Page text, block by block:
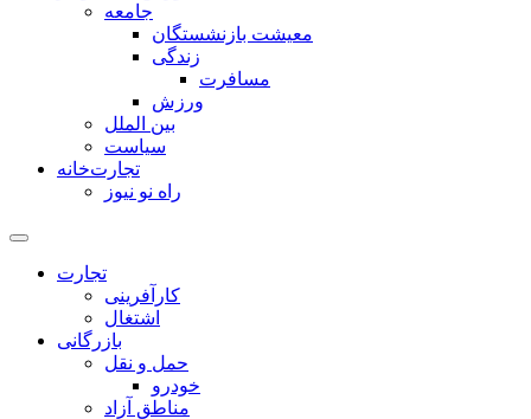
جامعه
معیشت بازنشستگان
زندگی
مسافرت
ورزش
بین الملل
سیاست
تجارت‌خانه
راه نو نیوز
تجارت
کارآفرینی
اشتغال
بازرگانی
حمل و نقل
خودرو
مناطق آزاد